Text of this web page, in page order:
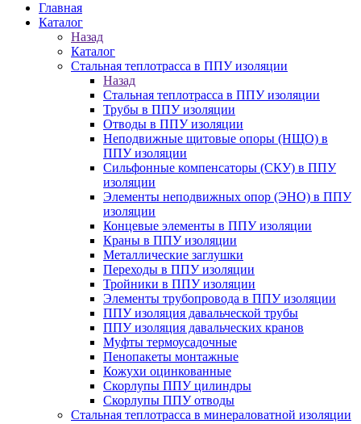
Главная
Каталог
Назад
Каталог
Стальная теплотрасса в ППУ изоляции
Назад
Стальная теплотрасса в ППУ изоляции
Трубы в ППУ изоляции
Отводы в ППУ изоляции
Неподвижные щитовые опоры (НЩО) в
ППУ изоляции
Cильфонные компенсаторы (СКУ) в ППУ
изоляции
Элементы неподвижных опор (ЭНО) в ППУ
изоляции
Концевые элементы в ППУ изоляции
Краны в ППУ изоляции
Металлические заглушки
Переходы в ППУ изоляции
Тройники в ППУ изоляции
Элементы трубопровода в ППУ изоляции
ППУ изоляция давальческой трубы
ППУ изоляция давальческих кранов
Муфты термоусадочные
Пенопакеты монтажные
Кожухи оцинкованные
Скорлупы ППУ цилиндры
Скорлупы ППУ отводы
Стальная теплотрасса в минераловатной изоляции